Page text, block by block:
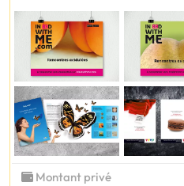
Montant privé